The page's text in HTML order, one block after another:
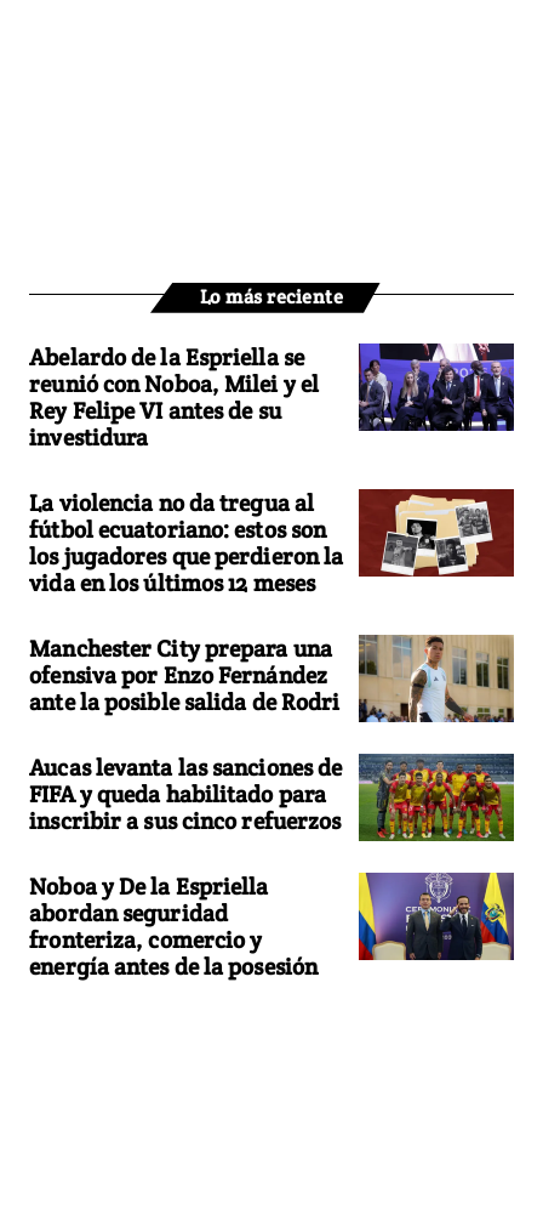
Lo más reciente
Abelardo de la Espriella se
reunió con Noboa, Milei y el
Rey Felipe VI antes de su
investidura
La violencia no da tregua al
fútbol ecuatoriano: estos son
los jugadores que perdieron la
vida en los últimos 12 meses
Manchester City prepara una
ofensiva por Enzo Fernández
ante la posible salida de Rodri
Aucas levanta las sanciones de
FIFA y queda habilitado para
inscribir a sus cinco refuerzos
Noboa y De la Espriella
abordan seguridad
fronteriza, comercio y
energía antes de la posesión